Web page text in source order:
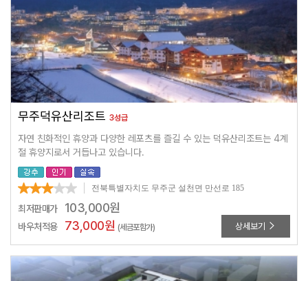
무주덕유산리조트 3성급
자연 친화적인 휴양과 다양한 레포츠를 즐길 수 있는 덕유산리조트는 4계
절 휴양지로서 거듭나고 있습니다.
전북특별자치도 무주군 설천면 만선로 185
최저판매가 103,000원
바우처적용 73,000원 (세금포함가) 상세보기